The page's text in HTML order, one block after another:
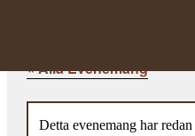
« Alla Evenemang
Detta evenemang har